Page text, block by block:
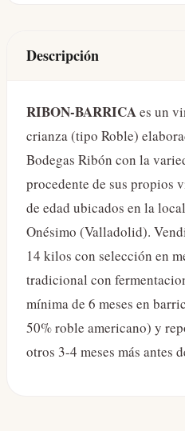
Descripción
RIBON-BARRICAes un
crianza (tipo Roble)
Bodegas Ribón con la
procedente de sus propios
de edad ubicados en la
Onésimo (Valladolid).
14 kilos con selección en
tradicional con
mínima de 6 meses en
50% roble americano) y
otros 3-4 meses más antes